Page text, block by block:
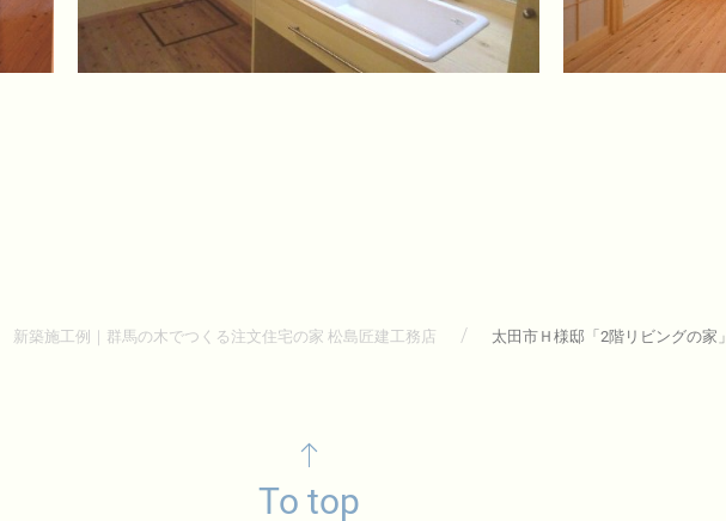
新築施工例｜群馬の木でつくる注文住宅の家 松島匠建工務店 太田市Ｈ様邸「2階リビングの家」
To top